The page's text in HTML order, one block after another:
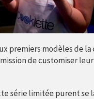
premiers modèles de
de customiser
série limitée purent